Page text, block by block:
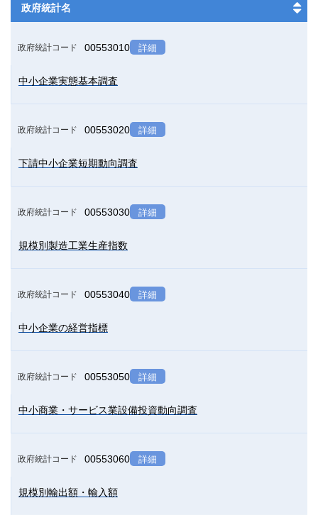
政府統計名
政府統計コード 00553010 詳細
中小企業実態基本調査
政府統計コード 00553020 詳細
下請中小企業短期動向調査
政府統計コード 00553030 詳細
規模別製造工業生産指数
政府統計コード 00553040 詳細
中小企業の経営指標
政府統計コード 00553050 詳細
中小商業・サービス業設備投資動向調査
政府統計コード 00553060 詳細
規模別輸出額・輸入額